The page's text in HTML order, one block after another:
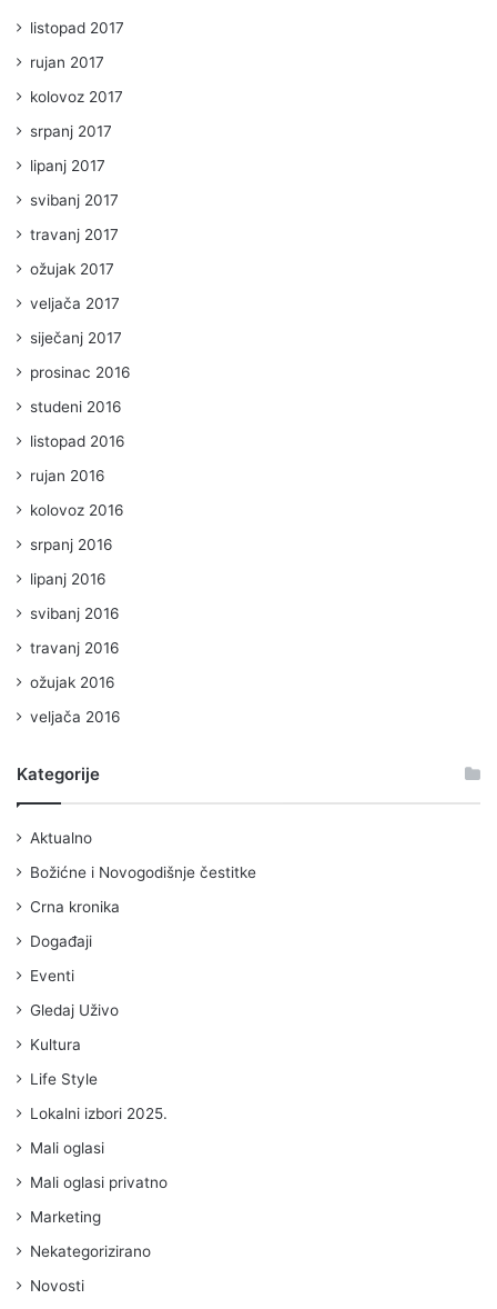
listopad 2017
rujan 2017
kolovoz 2017
srpanj 2017
lipanj 2017
svibanj 2017
travanj 2017
ožujak 2017
veljača 2017
siječanj 2017
prosinac 2016
studeni 2016
listopad 2016
rujan 2016
kolovoz 2016
srpanj 2016
lipanj 2016
svibanj 2016
travanj 2016
ožujak 2016
veljača 2016
Kategorije
Aktualno
Božićne i Novogodišnje čestitke
Crna kronika
Događaji
Eventi
Gledaj Uživo
Kultura
Life Style
Lokalni izbori 2025.
Mali oglasi
Mali oglasi privatno
Marketing
Nekategorizirano
Novosti